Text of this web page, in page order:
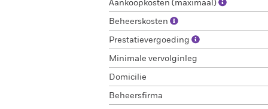
Aankoopkosten (maximaal)
Beheerskosten
Prestatievergoeding
Minimale vervolginleg
Domicilie
Beheersfirma